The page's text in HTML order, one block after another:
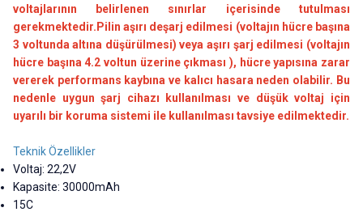
voltajlarının belirlenen sınırlar içerisinde tutulması
gerekmektedir.Pilin aşırı deşarj edilmesi (voltajın hücre başına
3 voltunda altına düşürülmesi) veya aşırı şarj edilmesi (voltajın
hücre başına 4.2 voltun üzerine çıkması ), hücre yapısına zarar
vererek performans kaybına ve kalıcı hasara neden olabilir. Bu
nedenle uygun şarj cihazı kullanılması ve düşük voltaj için
uyarılı bir koruma sistemi ile kullanılması tavsiye edilmektedir.
Teknik Özellikler
Voltaj: 22,2V
Kapasite: 30000mAh
15C